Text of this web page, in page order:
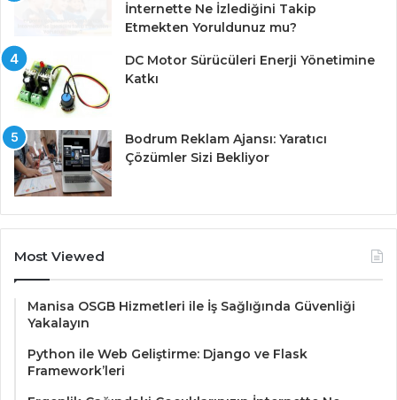
İnternette Ne İzlediğini Takip
Etmekten Yoruldunuz mu?
DC Motor Sürücüleri Enerji Yönetimine
Katkı
Bodrum Reklam Ajansı: Yaratıcı
Çözümler Sizi Bekliyor
Most Viewed
Manisa OSGB Hizmetleri ile İş Sağlığında Güvenliği
Yakalayın
Python ile Web Geliştirme: Django ve Flask
Framework’leri